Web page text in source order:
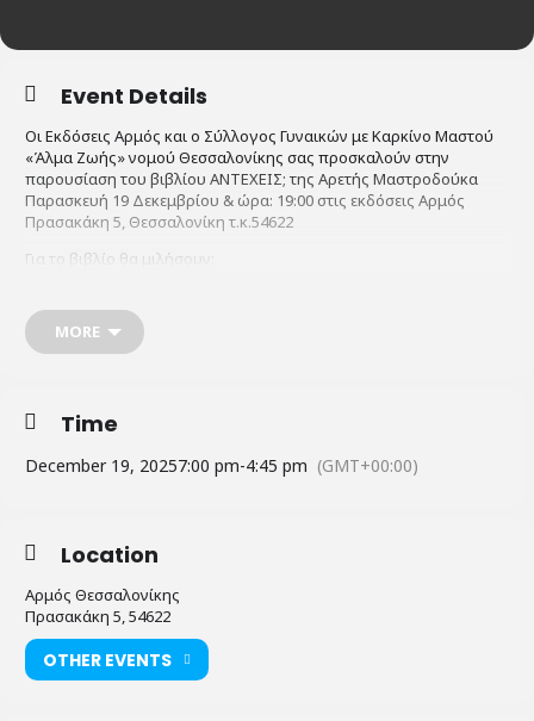
Event Details
Οι Εκδόσεις Αρμός και ο Σύλλογος Γυναικών με Καρκίνο Μαστού
«Άλμα Ζωής» νομού Θεσσαλονίκης σας προσκαλούν στην
παρουσίαση του βιβλίου ΑΝΤΕΧΕΙΣ; της Αρετής Μαστροδούκα
Παρασκευή 19 Δεκεμβρίου & ώρα: 19:00 στις εκδόσεις Αρμός
Πρασακάκη 5, Θεσσαλονίκη τ.κ.54622
Για το βιβλίο θα μιλήσουν:
Μαρία (Ρίκα) Γιουβανέλλη, Εκπαιδευμένη Εθελόντρια & μέλλος του
Δ.Σ. του Συλλόγου
Η συγγραφέας Αρετή Μαστροδούκα
MORE
Time
December 19, 20257:00 pm-4:45 pm (GMT+00:00)
Location
Αρμός Θεσσαλονίκης
Πρασακάκη 5, 54622
OTHER EVENTS